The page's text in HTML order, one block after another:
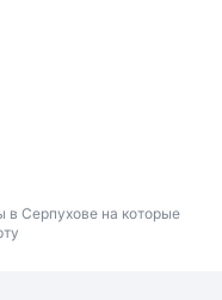
в Серпухове на которые